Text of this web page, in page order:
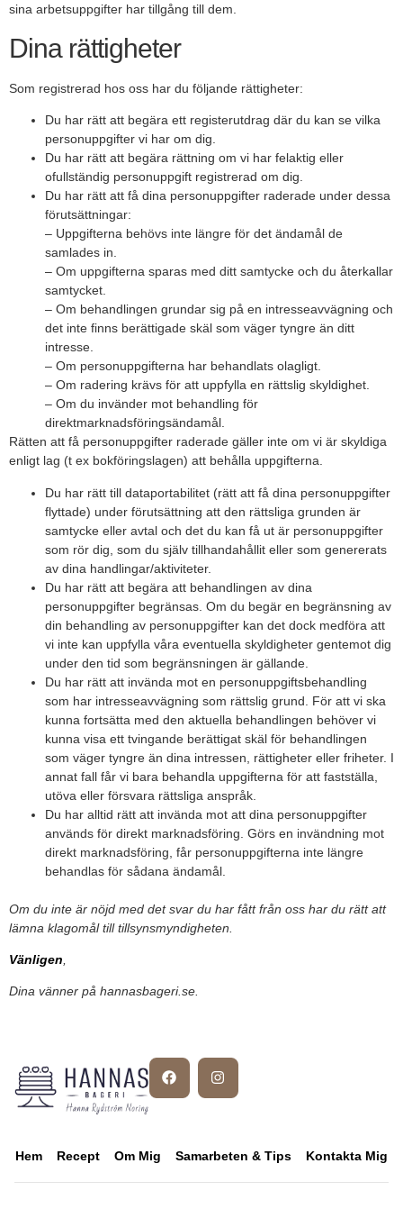
sina arbetsuppgifter har tillgång till dem.
Dina rättigheter
Som registrerad hos oss har du följande rättigheter:
Du har rätt att begära ett registerutdrag där du kan se vilka
personuppgifter vi har om dig.
Du har rätt att begära rättning om vi har felaktig eller
ofullständig personuppgift registrerad om dig.
Du har rätt att få dina personuppgifter raderade under dessa
förutsättningar:
– Uppgifterna behövs inte längre för det ändamål de
samlades in.
– Om uppgifterna sparas med ditt samtycke och du återkallar
samtycket.
– Om behandlingen grundar sig på en intresseavvägning och
det inte finns berättigade skäl som väger tyngre än ditt
intresse.
– Om personuppgifterna har behandlats olagligt.
– Om radering krävs för att uppfylla en rättslig skyldighet.
– Om du invänder mot behandling för
direktmarknadsföringsändamål.
Rätten att få personuppgifter raderade gäller inte om vi är skyldiga
enligt lag (t ex bokföringslagen) att behålla uppgifterna.
Du har rätt till dataportabilitet (rätt att få dina personuppgifter
flyttade) under förutsättning att den rättsliga grunden är
samtycke eller avtal och det du kan få ut är personuppgifter
som rör dig, som du själv tillhandahållit eller som genererats
av dina handlingar/aktiviteter.
Du har rätt att begära att behandlingen av dina
personuppgifter begränsas. Om du begär en begränsning av
din behandling av personuppgifter kan det dock medföra att
vi inte kan uppfylla våra eventuella skyldigheter gentemot dig
under den tid som begränsningen är gällande.
Du har rätt att invända mot en personuppgiftsbehandling
som har intresseavvägning som rättslig grund. För att vi ska
kunna fortsätta med den aktuella behandlingen behöver vi
kunna visa ett tvingande berättigat skäl för behandlingen
som väger tyngre än dina intressen, rättigheter eller friheter. I
annat fall får vi bara behandla uppgifterna för att fastställa,
utöva eller försvara rättsliga anspråk.
Du har alltid rätt att invända mot att dina personuppgifter
används för direkt marknadsföring. Görs en invändning mot
direkt marknadsföring, får personuppgifterna inte längre
behandlas för sådana ändamål.
Om du inte är nöjd med det svar du har fått från oss har du rätt att
lämna klagomål till tillsynsmyndigheten.
Vänligen
Dina vänner på hannasbageri.se.
Hem Recept Om Mig Samarbeten & Tips Kontakta Mig